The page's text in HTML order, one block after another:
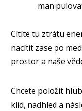
Cítíte tu ztrátu
nacítit zase po
prostor a naše
Chcete položit
klid, nadhled a